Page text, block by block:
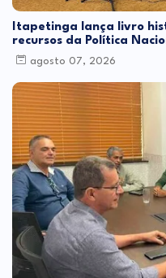
Itapetinga lança livro
recursos da Política
agosto 07, 2026